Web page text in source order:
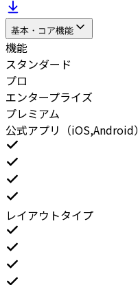
基本・コア機能
機能
スタンダード
プロ
エンタープライズ
プレミアム
公式アプリ（iOS,Android）
レイアウトタイプ